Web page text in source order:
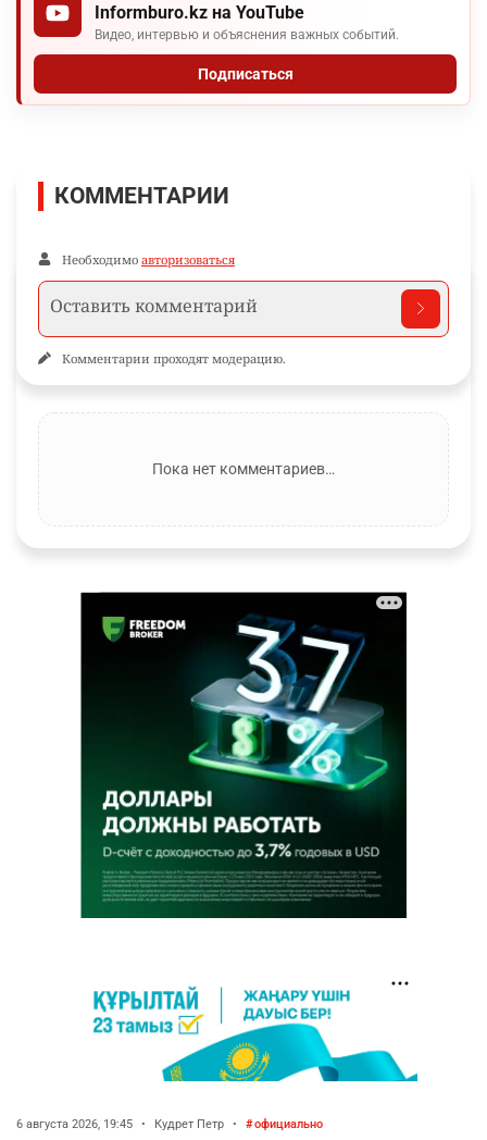
Informburo.kz на YouTube
Видео, интервью и объяснения важных событий.
Подписаться
КОММЕНТАРИИ
Необходимо авторизоваться
Комментарии проходят модерацию.
Пока нет комментариев…
6 августа 2026, 19:45 • Кудрет Петр • официально